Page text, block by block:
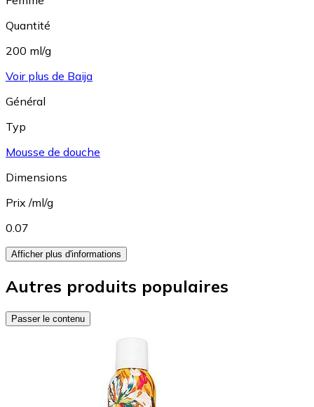
Quantité
200 ml/g
Voir plus de Baija
Général
Typ
Mousse de douche
Dimensions
Prix /ml/g
0.07
Afficher plus d'informations
Autres produits populaires
Passer le contenu